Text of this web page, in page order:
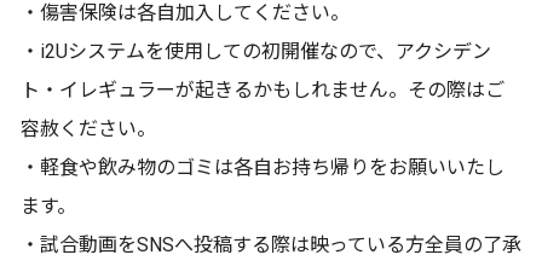
・傷害保険は各自加入してください。
・i2Uシステムを使用しての初開催なので、アクシデン
ト・イレギュラーが起きるかもしれません。その際はご
容赦ください。
・軽食や飲み物のゴミは各自お持ち帰りをお願いいたし
ます。
・試合動画をSNSへ投稿する際は映っている方全員の了承